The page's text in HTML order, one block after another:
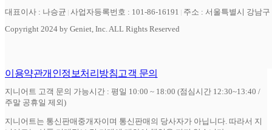
대표이사 : 나승균 사업자등록번호 : 101-86-16191
주소 : 서울특별시 강남
Copyright 2024 by Geniet, Inc. ALL Rights Reserved
이용약관개인정보처리방침고객 문의
지니어트 고객 문의 가능시간 : 평일 10:00 ~ 18:00 (점심시간 12:30~13:40 /
주말 공휴일 제외)
지니어트는 통신판매중개자이며 통신판매의 당사자가 아닙니다. 따라서 지